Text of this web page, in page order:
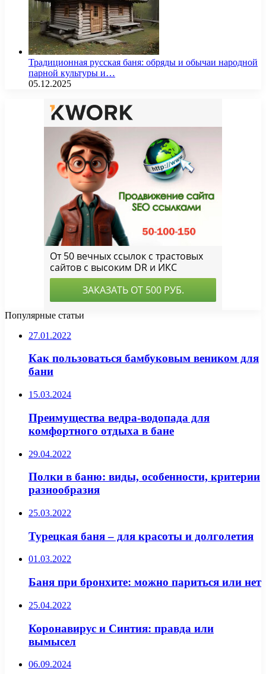
Традиционная русская баня: обряды и обычаи народной
парной культуры и…
05.12.2025
Популярные статьи
27.01.2022
Как пользоваться бамбуковым веником для
бани
15.03.2024
Преимущества ведра-водопада для
комфортного отдыха в бане
29.04.2022
Полки в баню: виды, особенности, критерии
разнообразия
25.03.2022
Турецкая баня – для красоты и долголетия
01.03.2022
Баня при бронхите: можно париться или нет
25.04.2022
Коронавирус и Синтия: правда или
вымысел
06.09.2024